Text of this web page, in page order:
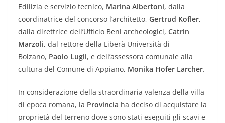
Edilizia e servizio tecnico, Marina Albertoni, dalla
coordinatrice del concorso l’architetto, Gertrud Kofler,
dalla direttrice dell’Ufficio Beni archeologici, Catrin
Marzoli, dal rettore della Liberà Università di
Bolzano, Paolo Lugli, e dell’assessora comunale alla
cultura del Comune di Appiano, Monika Hofer Larcher.
In considerazione della straordinaria valenza della villa
di epoca romana, la Provincia ha deciso di acquistare la
proprietà del terreno dove sono stati eseguiti gli scavi e